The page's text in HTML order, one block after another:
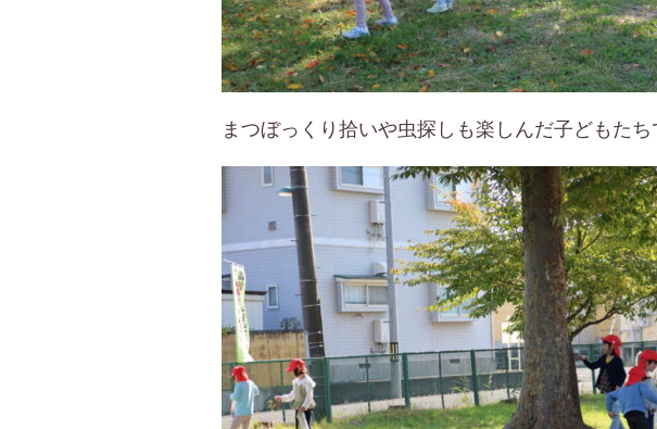
まつぼっくり拾いや虫探しも楽しんだ子どもた